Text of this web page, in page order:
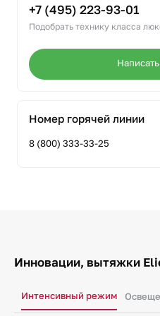
+7 (495) 223-93-01
Подобрать технику класса
Номер горячей линии
8 (800) 333-33-25
Инновации, вытяжки
Интенсивный режим